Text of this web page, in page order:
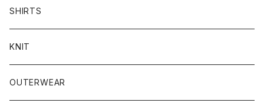
SHIRTS
KNIT
OUTERWEAR